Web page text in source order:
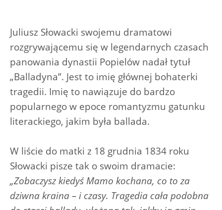
Juliusz Słowacki swojemu dramatowi
rozgrywającemu się w legendarnych czasach
panowania dynastii Popielów nadał tytuł
„Balladyna”. Jest to imię głównej bohaterki
tragedii. Imię to nawiązuje do bardzo
popularnego w epoce romantyzmu gatunku
literackiego, jakim była ballada.
W liście do matki z 18 grudnia 1834 roku
Słowacki pisze tak o swoim dramacie:
„Zobaczysz kiedyś Mamo kochana, co to za
dziwna kraina – i czasy. Tragedia cała podobna